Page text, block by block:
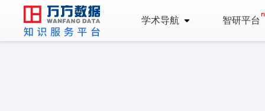
学术导航 智研平台